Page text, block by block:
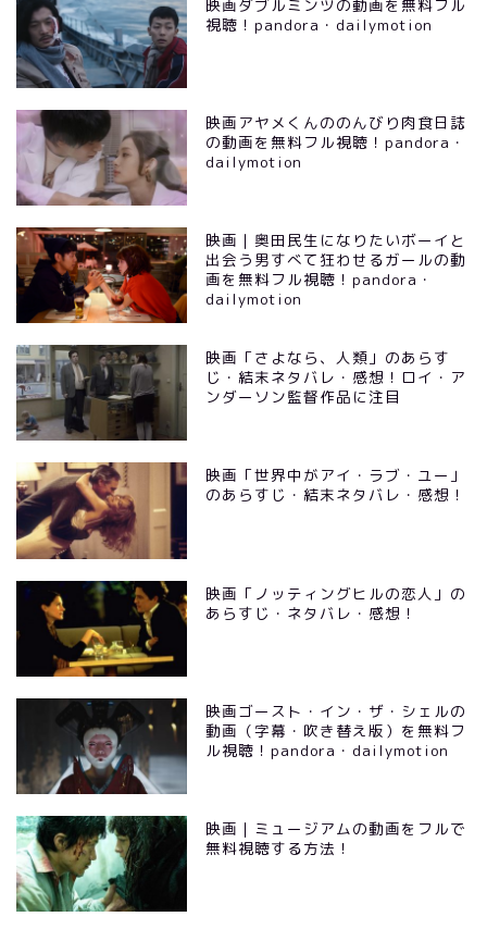
映画ダブルミンツの動画を無料フル
視聴！pandora・dailymotion
映画アヤメくんののんびり肉食日誌
の動画を無料フル視聴！pandora・
dailymotion
映画｜奥田民生になりたいボーイと
出会う男すべて狂わせるガールの動
画を無料フル視聴！pandora・
dailymotion
映画「さよなら、人類」のあらす
じ・結末ネタバレ・感想！ロイ・ア
ンダーソン監督作品に注目
映画「世界中がアイ・ラブ・ユー」
のあらすじ・結末ネタバレ・感想！
映画「ノッティングヒルの恋人」の
あらすじ・ネタバレ・感想！
映画ゴースト・イン・ザ・シェルの
動画（字幕・吹き替え版）を無料フ
ル視聴！pandora・dailymotion
映画｜ミュージアムの動画をフルで
無料視聴する方法！